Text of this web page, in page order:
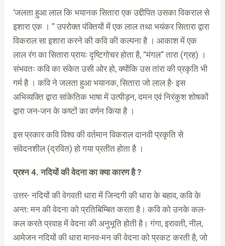
‘जलता हुआ लाल कि भयानक सितारा एक उद्दीपित उसका विकराल से
इशारा एक । ” उपरोक्त पंक्तियों में एक लाल तथा भयंकर सितारा द्वारा
विकराल सा इशारा करने की कवि की कल्पना है । आकाश में एक
लाल रंग का सितारा प्रायः दृष्टिगोचर होता है, “मंगल” तारा (ग्रह) ।
संभवतः कवि का संकेत उसी ओर हो, क्योंकि उस तांरा की प्रकृति भी
गर्म है । कवि ने जलता हुआ भयानक, सितारा जो लाल है- इस
अभिव्यक्ति द्वारा सांकेतिक भाषा में उत्पीड़न, दमन एवं निरंकुश शोषकों
द्वारा जन-जन के कष्टों का वर्णन किया है ।
इस प्रकार कवि विश्व की वर्तमान विकराल दानवी प्रकृति से
संवेदनशील (द्रवित) हो गया प्रतीत होता है ।
प्रश्न 4. नदियों की वेदना का क्या कारण है ?
उत्तर- नदियों की वेगवती धारा में जिन्दगी की धारा के बहाव, कवि के
अन्त: मन की वेदना को प्रतिबिम्बित करता है। कवि को उनके कल-
कल करते प्रवाह में वेदना की अनुभूति होती है। गंगा, इरावती, नील,
आमेजन नदियों की धारा मानव-मन की वेदना को प्रकट करती है, जो